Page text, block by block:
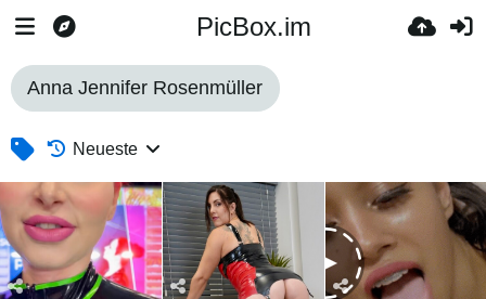
PicBox.im
Anna Jennifer Rosenmüller
Neueste